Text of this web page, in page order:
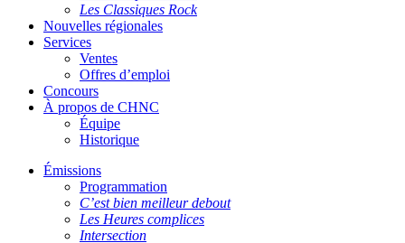
Les Classiques Rock
Nouvelles régionales
Services
Ventes
Offres d’emploi
Concours
À propos de CHNC
Équipe
Historique
Émissions
Programmation
C’est bien meilleur debout
Les Heures complices
Intersection